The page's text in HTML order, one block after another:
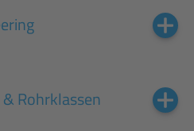
Rohrklassen